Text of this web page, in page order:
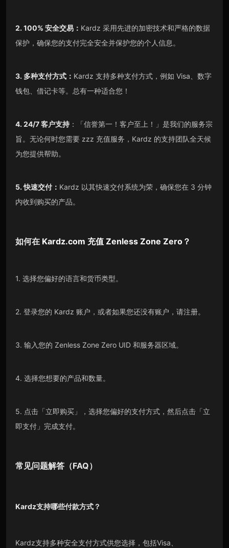
2. 100% 安全交易： Kardz 采用先进的加密技术和严格的数据
保护，确保您的支付完全安全并保护您的个人信息。
3. 多种支付方式： Kardz 支持多种支付方式，例如 Visa、数字
钱包、借记卡等。总有一种适合您！
4. 24/7 客户支持：「信誉第一！客户至上！」是我们的服务宗
旨。无论何时您需要 zzz 充值服务，Kardz 的支持团队全天候
为您提供帮助。
5. 快速交付： Kardz 以其快速交付系统为荣，确保您在 3 分钟
内收到购买的产品。
如何在 Kardz.com 充值 Zenless Zone Zero？
1. 选择您偏好的语言和货币类型。
2. 登录您的 Kardz 账户，或者如果您还没有账户，请注册。
3. 输入您的 Zenless Zone Zero UID 和服务器区域。
4. 选择您想要的产品和数量。
5. 点击「立即购买」，选择您偏好的支付方式，然后点击「立
即支付」完成支付。
常见问题解答（FAQ）
Kardz支持哪些付款方式？
Kardz支持多种安全支付方式供您选择，包括Visa、